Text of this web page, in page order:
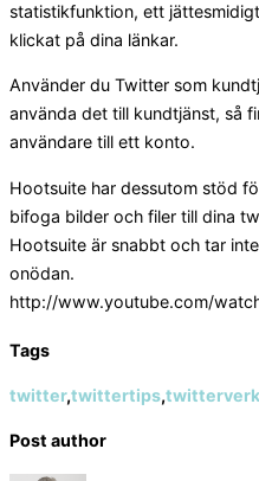
statistikfunktion, ett
klickat på dina länkar.
Använder du Twitter som
använda det till kundtjänst, så
användare till ett konto.
Hootsuite har dessutom stöd
bifoga bilder och filer till dina
Hootsuite är snabbt och tar
onödan.
http://www.youtube.com/
Tags
twitter,twittertips,
Post author